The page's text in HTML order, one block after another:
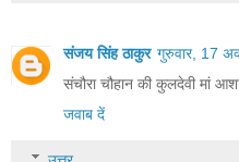
संजय सिंह ठाकुर गुरुवार, 17
संचौरा चौहान की कुलदेवी मां
जवाब दें